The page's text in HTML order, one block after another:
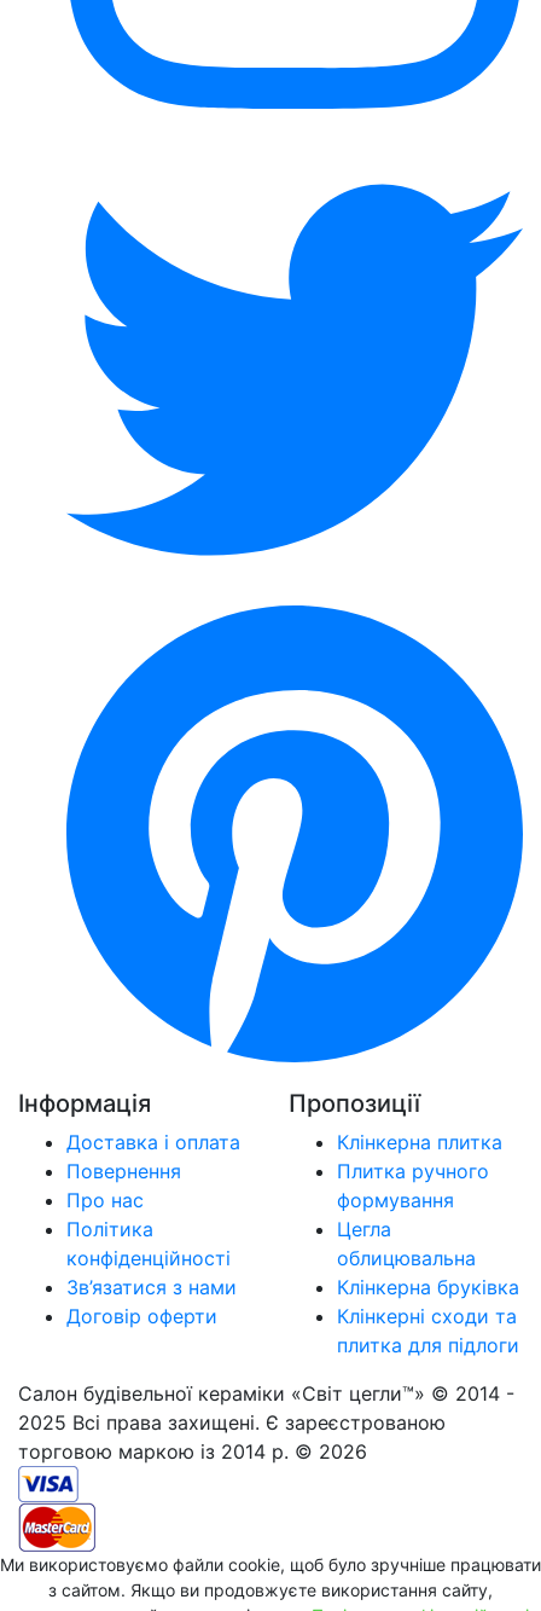
Інформація
Доставка і оплата
Повернення
Про нас
Політика
конфіденційності
Зв’язатися з нами
Договір оферти
Пропозиції
Клінкерна плитка
Плитка ручного
формування
Цегла
облицювальна
Клінкерна бруківка
Клінкерні сходи та
плитка для підлоги
Салон будівельної кераміки «Світ цегли™» © 2014 -
2025 Всі права захищені. Є зареєстрованою
торговою маркою із 2014 р. © 2026
Ми використовуємо файли cookie, щоб було зручніше працювати
з сайтом. Якщо ви продовжуєте використання сайту,